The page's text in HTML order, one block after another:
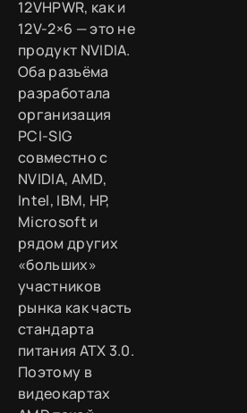
12VHPWR, как и
12V-2×6 — это не
продукт NVIDIA.
Оба разъёма
разработала
организация
PCI-SIG
совместно с
NVIDIA, AMD,
Intel, IBM, HP,
Microsoft и
рядом других
«больших»
участников
рынка как часть
стандарта
питания ATX 3.0.
Поэтому в
видеокартах